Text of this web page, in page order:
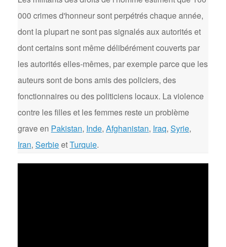
000 crimes d'honneur sont perpétrés chaque année,
dont la plupart ne sont pas signalés aux autorités et
dont certains sont même délibérément couverts par
les autorités elles-mêmes, par exemple parce que les
auteurs sont de bons amis des policiers, des
fonctionnaires ou des politiciens locaux. La violence
contre les filles et les femmes reste un problème
grave en Pakistan, Inde, Afghanistan, Iraq, Syrie,
Iran, SerbieetTurquie.